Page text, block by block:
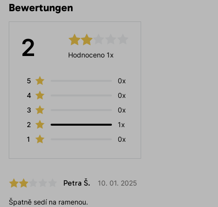
Bewertungen
2 Hodnoceno 1x
5
0x
4
0x
3
0x
2
1x
1
0x
Petra Š. 10. 01. 2025
Špatně sedí na ramenou.